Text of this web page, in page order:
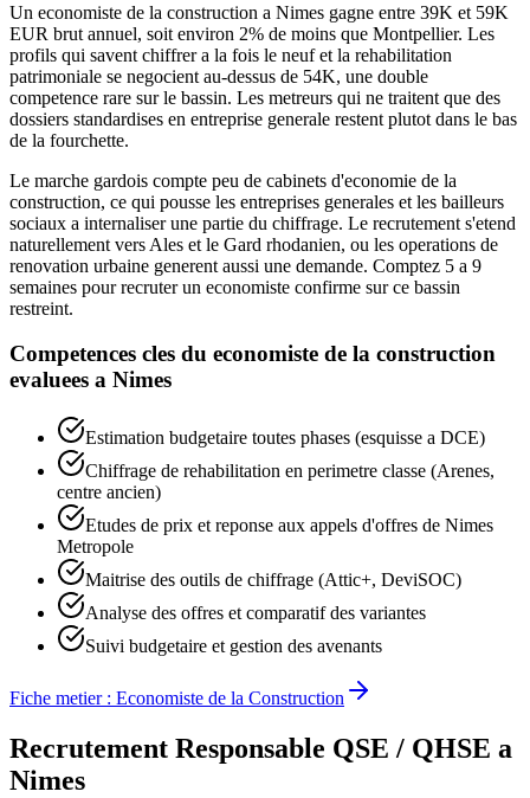
Un economiste de la construction a Nimes gagne entre 39K et 59K
EUR brut annuel, soit environ 2% de moins que Montpellier. Les
profils qui savent chiffrer a la fois le neuf et la rehabilitation
patrimoniale se negocient au-dessus de 54K, une double
competence rare sur le bassin. Les metreurs qui ne traitent que des
dossiers standardises en entreprise generale restent plutot dans le bas
de la fourchette.
Le marche gardois compte peu de cabinets d'economie de la
construction, ce qui pousse les entreprises generales et les bailleurs
sociaux a internaliser une partie du chiffrage. Le recrutement s'etend
naturellement vers Ales et le Gard rhodanien, ou les operations de
renovation urbaine generent aussi une demande. Comptez 5 a 9
semaines pour recruter un economiste confirme sur ce bassin
restreint.
Competences cles du economiste de la construction
evaluees a Nimes
Estimation budgetaire toutes phases (esquisse a DCE)
Chiffrage de rehabilitation en perimetre classe (Arenes,
centre ancien)
Etudes de prix et reponse aux appels d'offres de Nimes
Metropole
Maitrise des outils de chiffrage (Attic+, DeviSOC)
Analyse des offres et comparatif des variantes
Suivi budgetaire et gestion des avenants
Fiche metier : Economiste de la Construction
Recrutement Responsable QSE / QHSE a
Nimes